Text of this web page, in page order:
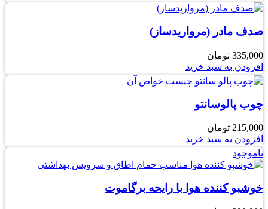
صدف مادر (مرواریدساز)
335,000 تومان
افزودن به سبد خرید
چوب پالوسانتو
215,000 تومان
افزودن به سبد خرید
ناموجود
خوشبو کننده هوا با رایحه برگاموت